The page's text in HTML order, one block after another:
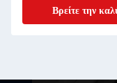
Βρείτε την